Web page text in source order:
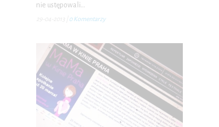
nie ustępowali…
29-04-2013 0 Komentarzy